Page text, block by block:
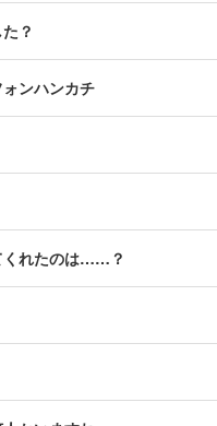
？
ンハンカチ
くれたのは……？